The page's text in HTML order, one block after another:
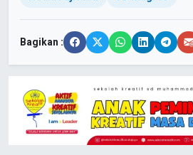
Bagikan :